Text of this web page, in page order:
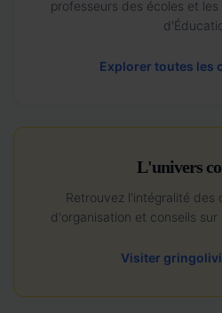
professeurs des écoles et
Explorer toutes les
L'univers
Retrouvez l'intégralité des
d'organisation et conseils sur
Visiter